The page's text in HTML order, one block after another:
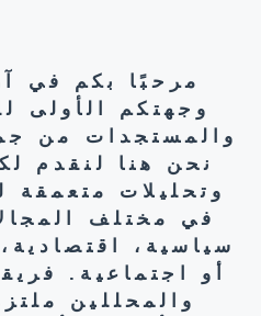
مرحبًا بكم في
وجهتكم الأولى
والمستجدات من
نحن هنا لنقدم
وتحليلات متعمقة
في مختلف
سياسية،
أو اجتماعية.
والمحللين